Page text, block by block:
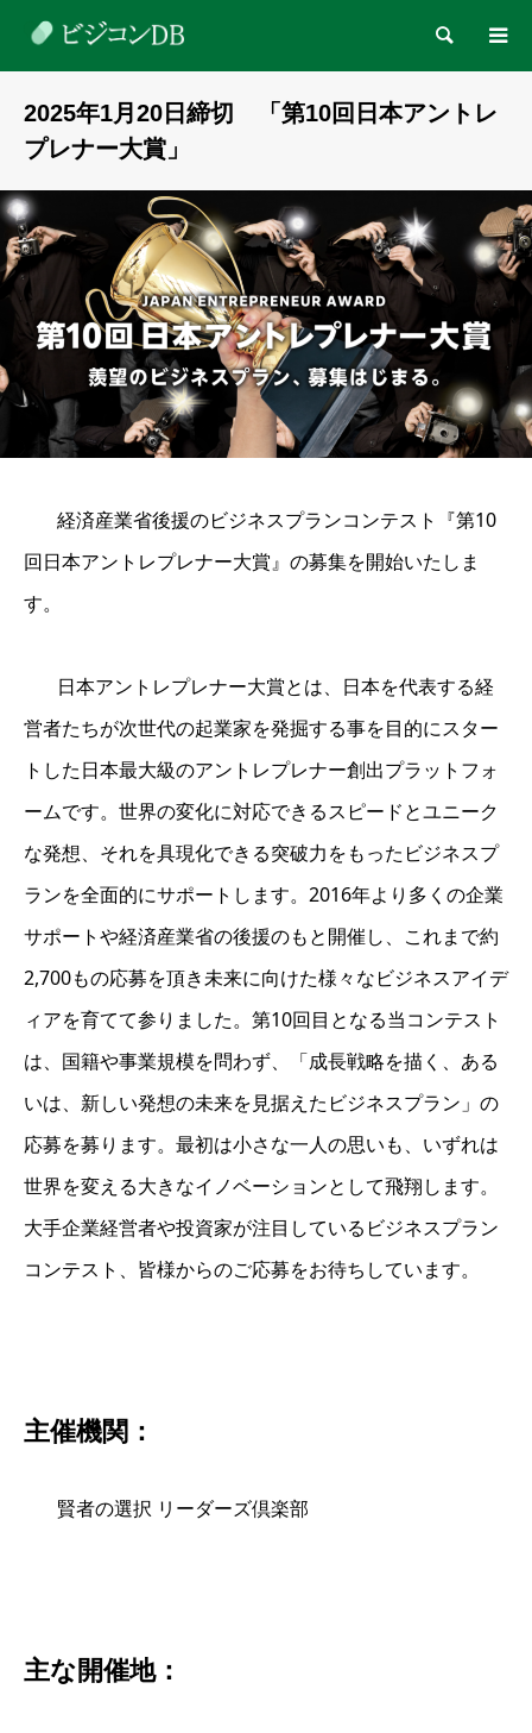
検索
2025年1月20日締切 「第10回日本アントレ
プレナー大賞」
経済産業省後援のビジネスプランコンテスト『第10
回日本アントレプレナー大賞』の募集を開始いたしま
す。
日本アントレプレナー大賞とは、日本を代表する経
営者たちが次世代の起業家を発掘する事を目的にスター
トした日本最大級のアントレプレナー創出プラットフォ
ームです。世界の変化に対応できるスピードとユニーク
な発想、それを具現化できる突破力をもったビジネスプ
ランを全面的にサポートします。2016年より多くの企業
サポートや経済産業省の後援のもと開催し、これまで約
2,700もの応募を頂き未来に向けた様々なビジネスアイデ
ィアを育てて参りました。第10回目となる当コンテスト
は、国籍や事業規模を問わず、「成長戦略を描く、ある
いは、新しい発想の未来を見据えたビジネスプラン」の
応募を募ります。最初は小さな一人の思いも、いずれは
世界を変える大きなイノベーションとして飛翔します。
大手企業経営者や投資家が注目しているビジネスプラン
コンテスト、皆様からのご応募をお待ちしています。
主催機関：
賢者の選択 リーダーズ倶楽部
主な開催地：